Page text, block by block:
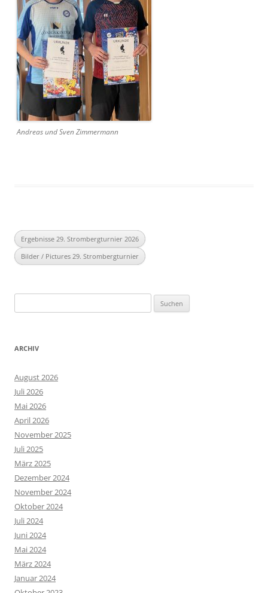
Andreas und Sven Zimmermann
Ergebnisse 29. Strombergturnier 2026
Bilder / Pictures 29. Strombergturnier
nach:
ARCHIV
August 2026
Juli 2026
Mai 2026
April 2026
November 2025
Juli 2025
März 2025
Dezember 2024
November 2024
Oktober 2024
Juli 2024
Juni 2024
Mai 2024
März 2024
Januar 2024